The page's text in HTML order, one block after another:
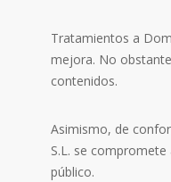
Tratamientos a
mejora. No
contenidos.
Asimismo, de
S.L. se
público.